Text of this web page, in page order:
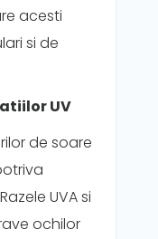
acesti
si de
UV
de soare
UVA si
ochilor